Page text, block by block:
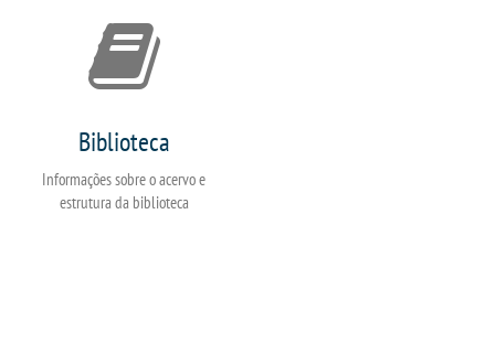
Biblioteca
Informações sobre o acervo e
estrutura da biblioteca